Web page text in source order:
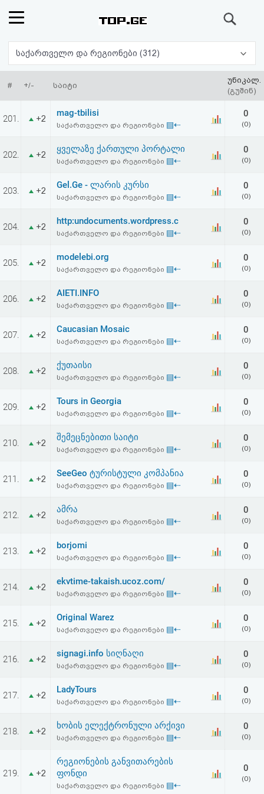
რეიტინგი
(მთავარი)
ფოსტა
პასუხი
ავტორიზაცია
რეგისტრაცია
აღდგენა
HTML
სალიცენზიო
შეთანხმება
უარყოფა
საქართველო და რეგიონები (312)
# +/- საიტი
უნიკალ.
(გუშინ)
201. +2
mag-tbilisi
საქართველო და რეგიონები ▤⇠
0
(0)
202. +2
ყველაზე ქართული პორტალი
საქართველო და რეგიონები ▤⇠
0
(0)
203. +2
Gel.Ge - ლარის კურსი
საქართველო და რეგიონები ▤⇠
0
(0)
204. +2
http:undocuments.wordpress.c
საქართველო და რეგიონები ▤⇠
0
(0)
205. +2
modelebi.org
საქართველო და რეგიონები ▤⇠
0
(0)
206. +2
AIETI.INFO
საქართველო და რეგიონები ▤⇠
0
(0)
207. +2
Caucasian Mosaic
საქართველო და რეგიონები ▤⇠
0
(0)
208. +2
ქუთაისი
საქართველო და რეგიონები ▤⇠
0
(0)
209. +2
Tours in Georgia
საქართველო და რეგიონები ▤⇠
0
(0)
210. +2
შემეცნებითი საიტი
საქართველო და რეგიონები ▤⇠
0
(0)
211. +2
SeeGeo ტურისტული კომპანია
საქართველო და რეგიონები ▤⇠
0
(0)
212. +2
ამრა
საქართველო და რეგიონები ▤⇠
0
(0)
213. +2
borjomi
საქართველო და რეგიონები ▤⇠
0
(0)
214. +2
ekvtime-takaish.ucoz.com/
საქართველო და რეგიონები ▤⇠
0
(0)
215. +2
Original Warez
საქართველო და რეგიონები ▤⇠
0
(0)
216. +2
signagi.info სიღნაღი
საქართველო და რეგიონები ▤⇠
0
(0)
217. +2
LadyTours
საქართველო და რეგიონები ▤⇠
0
(0)
218. +2
ხობის ელექტრონული არქივი
საქართველო და რეგიონები ▤⇠
0
(0)
219. +2
რეგიონების განვითარების
ფონდი
საქართველო და რეგიონები ▤⇠
0
(0)